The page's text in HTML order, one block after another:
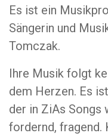
Es ist ein
Sängerin und
Tomczak.
Ihre Musik folgt
dem Herzen. Es
der in ZiAs Songs
fordernd,